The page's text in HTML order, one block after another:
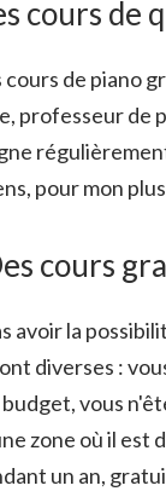
cours de
de piano
professeur
pour mon
cours
avoir la
diverses :
vous
zone où il
un an,